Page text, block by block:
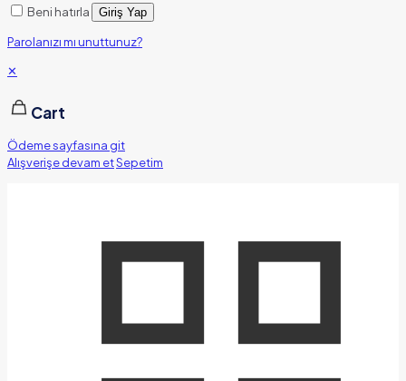
Beni hatırla Giriş Yap
Parolanızı mı unuttunuz?
✕
Cart
Ödeme sayfasına git
Alışverişe devam etSepetim